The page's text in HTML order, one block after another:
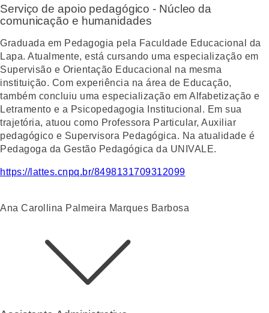
Serviço de apoio pedagógico - Núcleo da
comunicação e humanidades
Graduada em Pedagogia pela Faculdade Educacional da
Lapa. Atualmente, está cursando uma especialização em
Supervisão e Orientação Educacional na mesma
instituição. Com experiência na área de Educação,
também concluiu uma especialização em Alfabetização e
Letramento e a Psicopedagogia Institucional. Em sua
trajetória, atuou como Professora Particular, Auxiliar
pedagógico e Supervisora Pedagógica. Na atualidade é
Pedagoga da Gestão Pedagógica da UNIVALE.
https://lattes.cnpq.br/8498131709312099
Ana Carollina Palmeira Marques Barbosa